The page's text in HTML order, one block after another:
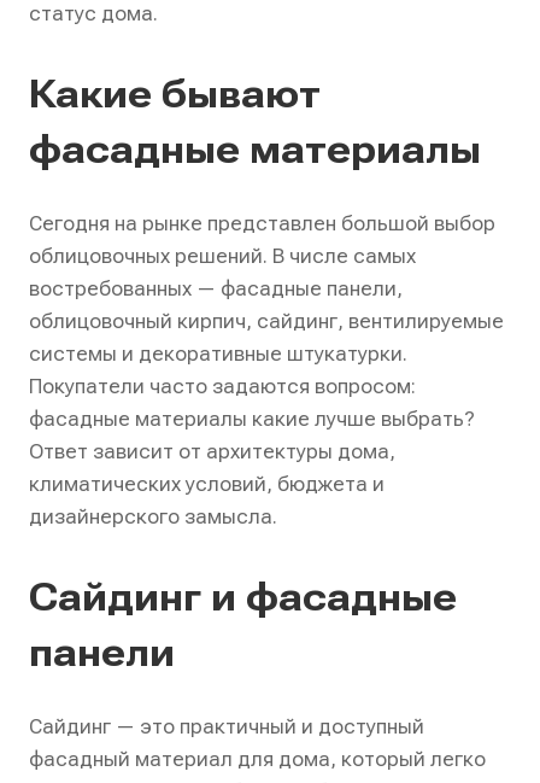
статус дома.
Какие бывают
фасадные материалы
Сегодня на рынке представлен большой выбор
облицовочных решений. В числе самых
востребованных — фасадные панели,
облицовочный кирпич, сайдинг, вентилируемые
системы и декоративные штукатурки.
Покупатели часто задаются вопросом:
фасадные материалы какие лучше выбрать?
Ответ зависит от архитектуры дома,
климатических условий, бюджета и
дизайнерского замысла.
Сайдинг и фасадные
панели
Сайдинг — это практичный и доступный
фасадный материал для дома, который легко